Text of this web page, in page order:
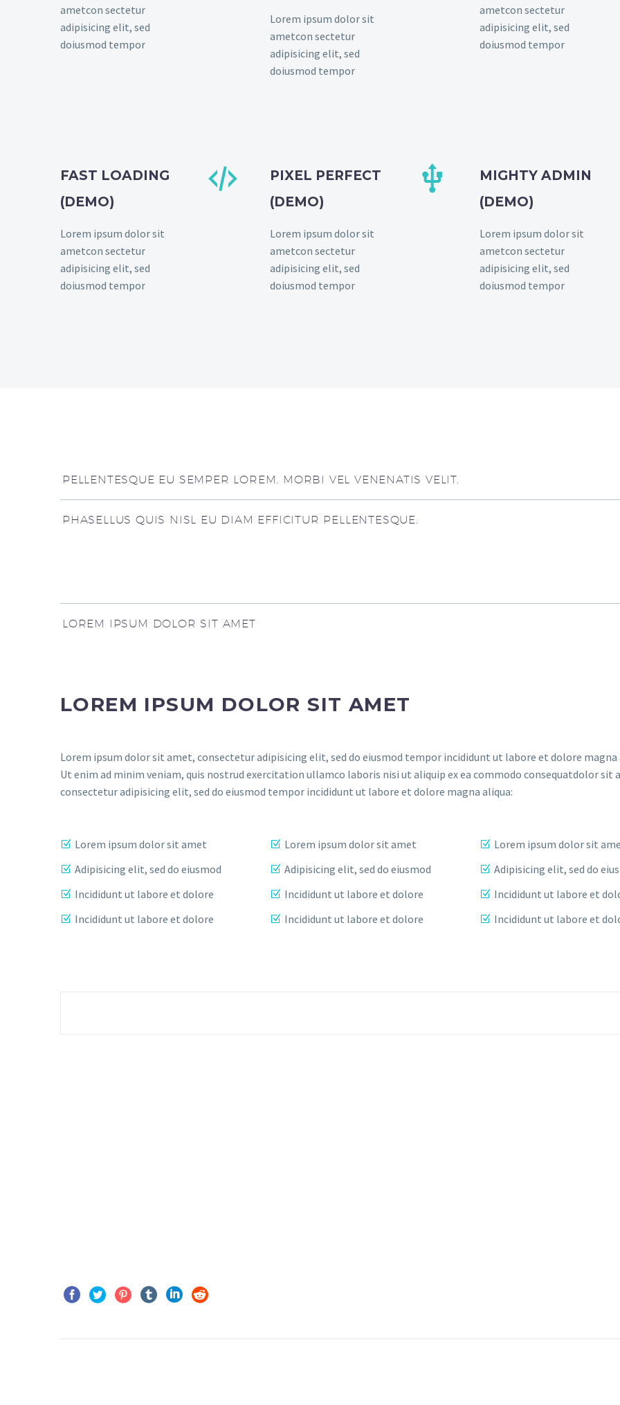
ametcon sectetur
adipisicing elit, sed
doiusmod tempor
Lorem ipsum dolor sit
ametcon sectetur
adipisicing elit, sed
doiusmod tempor
ametcon sectetur
adipisicing elit, sed
doiusmod tempor
FAST LOADING
(DEMO)
Lorem ipsum dolor sit
ametcon sectetur
adipisicing elit, sed
doiusmod tempor


PIXEL PERFECT
(DEMO)
Lorem ipsum dolor sit
ametcon sectetur
adipisicing elit, sed
doiusmod tempor


MIGHTY ADMIN
(DEMO)
Lorem ipsum dolor sit
ametcon sectetur
adipisicing elit, sed
doiusmod tempor
PELLENTESQUE EU SEMPER LOREM. MORBI VEL VENENATIS VELIT.
PHASELLUS QUIS NISL EU DIAM EFFICITUR PELLENTESQUE.
LOREM IPSUM DOLOR SIT AMET
LOREM IPSUM DOLOR SIT AMET
Lorem ipsum dolor sit amet, consectetur adipisicing elit, sed do eiusmod tempor incididunt ut labore et dolore magna
Ut enim ad minim veniam, quis nostrud exercitation ullamco laboris nisi ut aliquip ex ea commodo consequatdolor sit
consectetur adipisicing elit, sed do eiusmod tempor incididunt ut labore et dolore magna aliqua:
Lorem ipsum dolor sit amet
Adipisicing elit, sed do eiusmod
Incididunt ut labore et dolore
Incididunt ut labore et dolore
Lorem ipsum dolor sit amet
Adipisicing elit, sed do eiusmod
Incididunt ut labore et dolore
Incididunt ut labore et dolore
Lorem ipsum dolor sit
Adipisicing elit, sed do
Incididunt ut labore et
Incididunt ut labore et